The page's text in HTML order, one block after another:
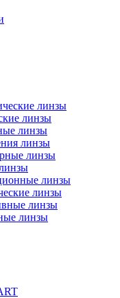
линзы
линзы
линзы
линзы
линзы
линзы
линзы
линзы
линзы